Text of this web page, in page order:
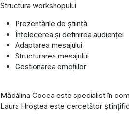
Structura workshopului
Prezentările de știință
Înțelegerea și definirea audienței
Adaptarea mesajului
Structurarea mesajului
Gestionarea emoțiilor
Mădălina Cocea este specialist în
Laura Hroștea este cercetător